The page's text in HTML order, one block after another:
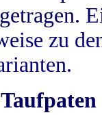
zu